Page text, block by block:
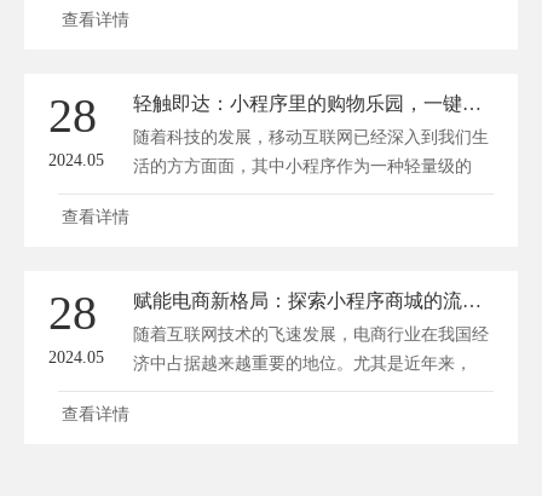
查看详情
28
2024.05
轻触即达：小程序里的购物乐园，一键解锁消费新体验！
随着科技的发展，移动互联网已经深入到我们生
活的方方面面，其中小程序作为一种轻量级的
应...
查看详情
28
2024.05
赋能电商新格局：探索小程序商城的流量变现秘籍
随着互联网技术的飞速发展，电商行业在我国经
济中占据越来越重要的地位。尤其是近年来，
小...
查看详情